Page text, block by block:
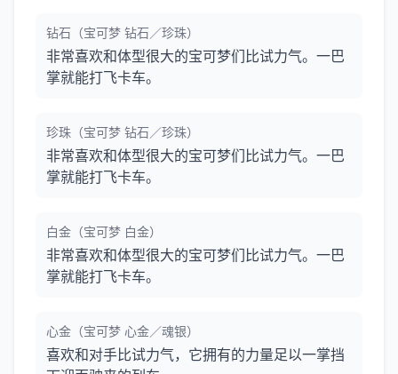
钻石（宝可梦 钻石／珍珠）
非常喜欢和体型很大的宝可梦们比试力气。一巴
掌就能打飞卡车。
珍珠（宝可梦 钻石／珍珠）
非常喜欢和体型很大的宝可梦们比试力气。一巴
掌就能打飞卡车。
白金（宝可梦 白金）
非常喜欢和体型很大的宝可梦们比试力气。一巴
掌就能打飞卡车。
心金（宝可梦 心金／魂银）
喜欢和对手比试力气，它拥有的力量足以一掌挡